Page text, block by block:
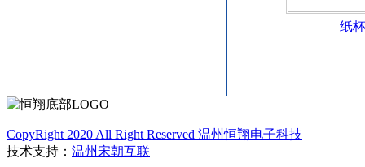
纸
CopyRight 2020 All Right Reserved 温州恒翔电子科技
技术支持： 温州宋朝互联